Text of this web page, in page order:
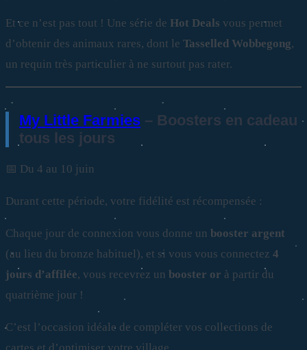
Et ce n’est pas tout ! Une série de Hot Deals vous permet
d’obtenir des animaux rares, dont le Tasselled Wobbegong,
un requin très particulier à ne surtout pas rater.
My Little Farmies – Boosters en cadeau
tous les jours
📅 Du 4 au 10 juin
Durant cette période, votre fidélité est récompensée :
Chaque jour de connexion vous donne un booster argent
(au lieu du bronze habituel), et si vous vous connectez 4
jours d’affilée, vous recevrez un booster or à partir du
quatrième jour !
C’est l’occasion idéale de compléter vos collections de